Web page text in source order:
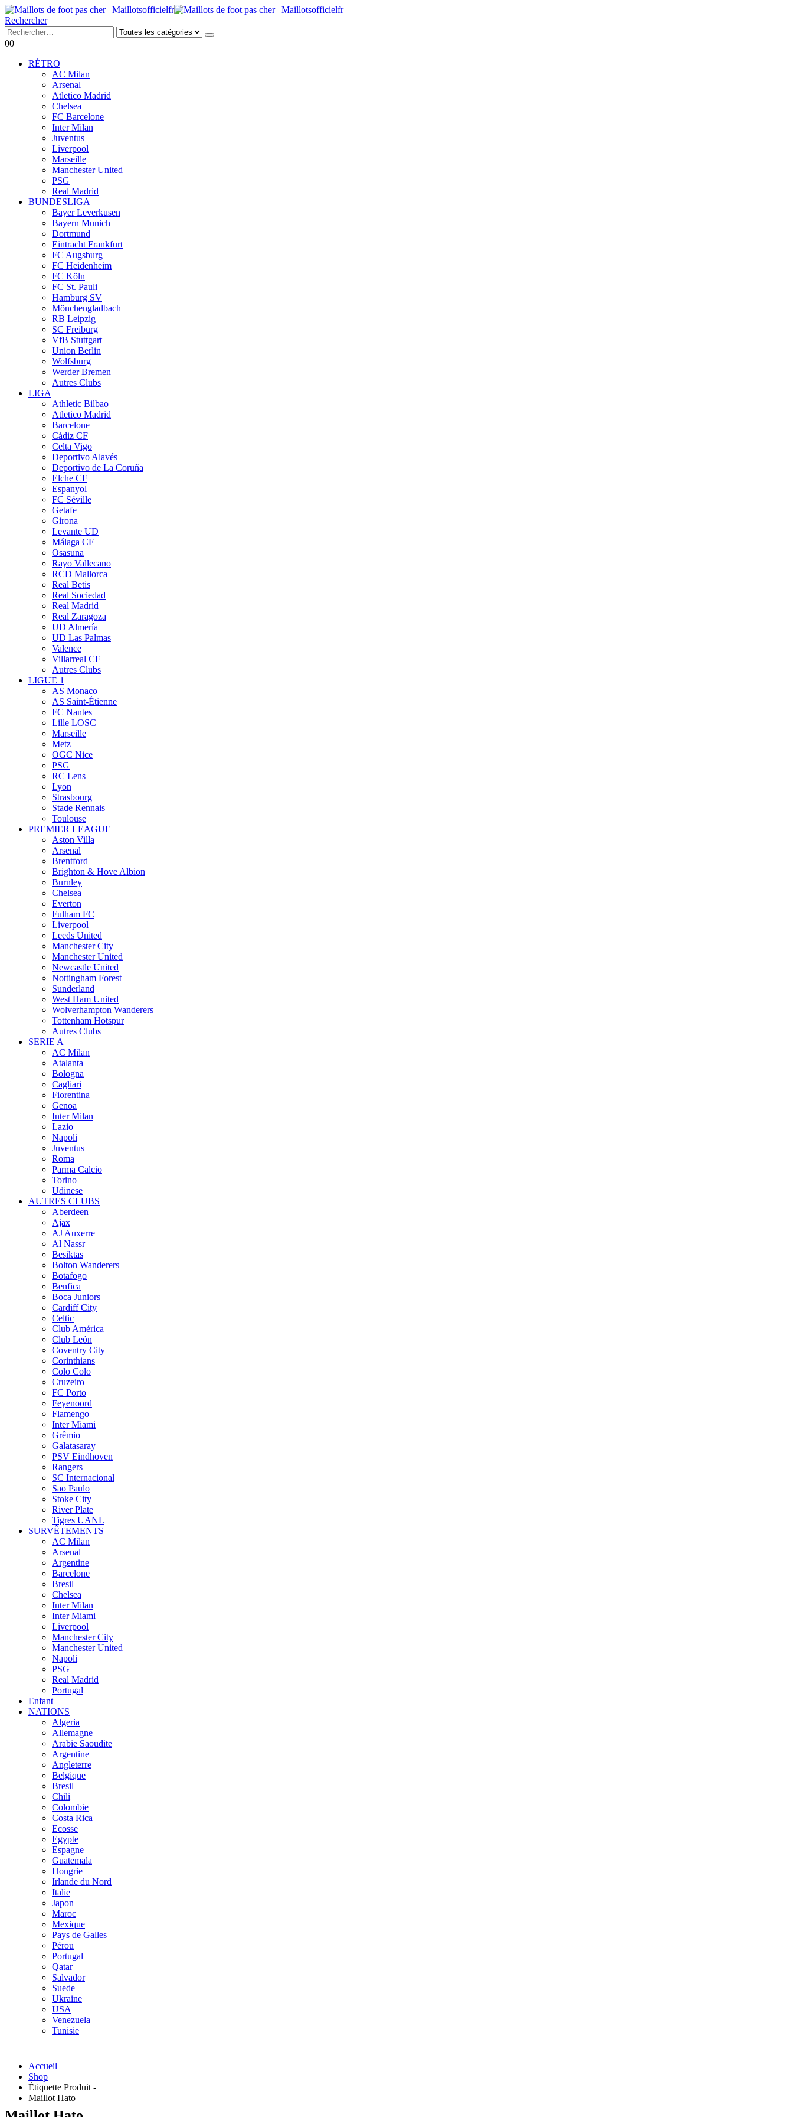
Rechercher
00
RÉTRO
AC Milan
Arsenal
Atletico Madrid
Chelsea
FC Barcelone
Inter Milan
Juventus
Liverpool
Marseille
Manchester United
PSG
Real Madrid
BUNDESLIGA
Bayer Leverkusen
Bayern Munich
Dortmund
Eintracht Frankfurt
FC Augsburg
FC Heidenheim
FC Köln
FC St. Pauli
Hamburg SV
Mönchengladbach
RB Leipzig
SC Freiburg
VfB Stuttgart
Union Berlin
Wolfsburg
Werder Bremen
Autres Clubs
LIGA
Athletic Bilbao
Atletico Madrid
Barcelone
Cádiz CF
Celta Vigo
Deportivo Alavés
Deportivo de La Coruña
Elche CF
Espanyol
FC Séville
Getafe
Girona
Levante UD
Málaga CF
Osasuna
Rayo Vallecano
RCD Mallorca
Real Betis
Real Sociedad
Real Madrid
Real Zaragoza
UD Almería
UD Las Palmas
Valence
Villarreal CF
Autres Clubs
LIGUE 1
AS Monaco
AS Saint-Étienne
FC Nantes
Lille LOSC
Marseille
Metz
OGC Nice
PSG
RC Lens
Lyon
Strasbourg
Stade Rennais
Toulouse
PREMIER LEAGUE
Aston Villa
Arsenal
Brentford
Brighton & Hove Albion
Burnley
Chelsea
Everton
Fulham FC
Liverpool
Leeds United
Manchester City
Manchester United
Newcastle United
Nottingham Forest
Sunderland
West Ham United
Wolverhampton Wanderers
Tottenham Hotspur
Autres Clubs
SERIE A
AC Milan
Atalanta
Bologna
Cagliari
Fiorentina
Genoa
Inter Milan
Lazio
Napoli
Juventus
Roma
Parma Calcio
Torino
Udinese
AUTRES CLUBS
Aberdeen
Ajax
AJ Auxerre
Al Nassr
Besiktas
Bolton Wanderers
Botafogo
Benfica
Boca Juniors
Cardiff City
Celtic
Club América
Club León
Coventry City
Corinthians
Colo Colo
Cruzeiro
FC Porto
Feyenoord
Flamengo
Inter Miami
Grêmio
Galatasaray
PSV Eindhoven
Rangers
SC Internacional
Sao Paulo
Stoke City
River Plate
Tigres UANL
SURVÊTEMENTS
AC Milan
Arsenal
Argentine
Barcelone
Bresil
Chelsea
Inter Milan
Inter Miami
Liverpool
Manchester City
Manchester United
Napoli
PSG
Real Madrid
Portugal
Enfant
NATIONS
Algeria
Allemagne
Arabie Saoudite
Argentine
Angleterre
Belgique
Bresil
Chili
Colombie
Costa Rica
Ecosse
Egypte
Espagne
Guatemala
Hongrie
Irlande du Nord
Italie
Japon
Maroc
Mexique
Pays de Galles
Pérou
Portugal
Qatar
Salvador
Suede
Ukraine
USA
Venezuela
Tunisie
Accueil
Shop
Étiquette Produit -
Maillot Hato